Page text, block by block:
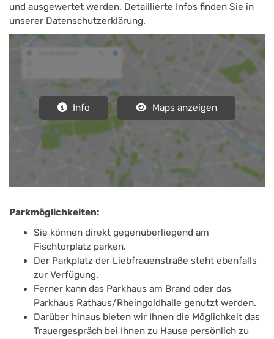
und ausgewertet werden. Detaillierte Infos finden Sie in
unserer Datenschutzerklärung.
Info Maps anzeigen
Parkmöglichkeiten:
Sie können direkt gegenüberliegend am
Fischtorplatz parken.
Der Parkplatz der Liebfrauenstraße steht ebenfalls
zur Verfügung.
Ferner kann das Parkhaus am Brand oder das
Parkhaus Rathaus/Rheingoldhalle genutzt werden.
Darüber hinaus bieten wir Ihnen die Möglichkeit das
Trauergespräch bei Ihnen zu Hause persönlich zu